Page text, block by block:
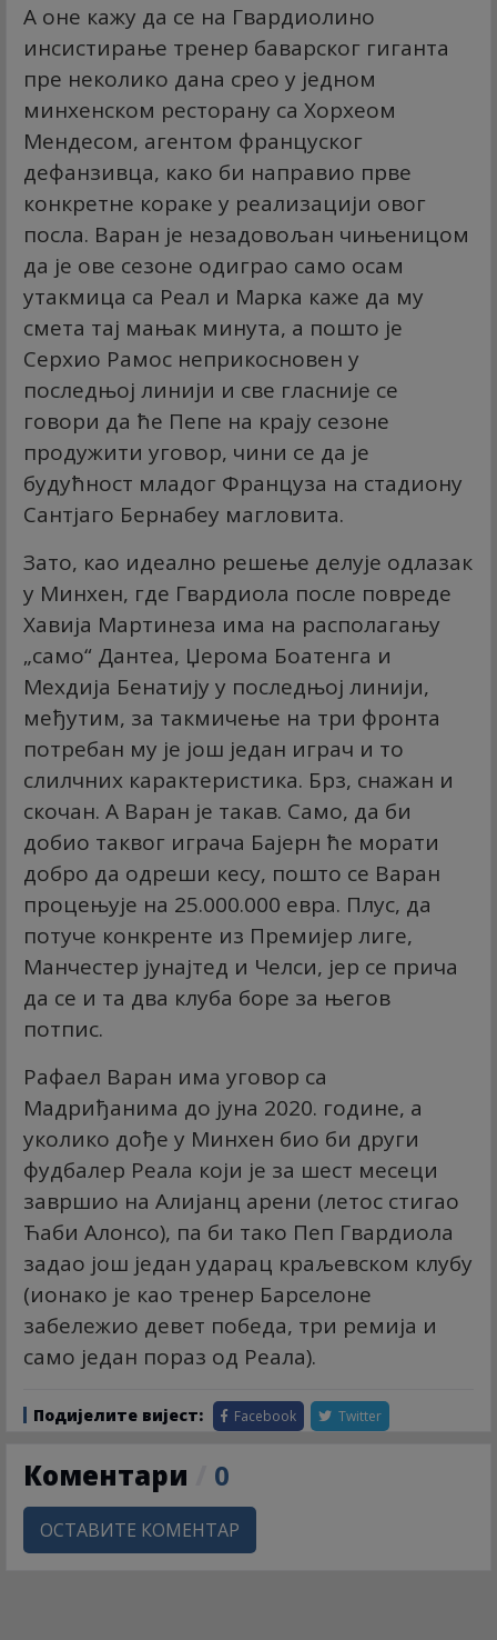
А оне кажу да се на Гвардиолино
инсистирање тренер баварског гиганта
пре неколико дана срео у једном
минхенском ресторану са Хорхеом
Мендесом, агентом француског
дефанзивца, како би направио прве
конкретне кораке у реализацији овог
посла. Варан је незадовољан чињеницом
да је ове сезоне одиграо само осам
утакмица са Реал и Марка каже да му
смета тај мањак минута, а пошто је
Серхио Рамос неприкосновен у
последњој линији и све гласније се
говори да ће Пепе на крају сезоне
продужити уговор, чини се да је
будућност младог Француза на стадиону
Сантјаго Бернабеу магловита.
Зато, као идеално решење делује одлазак
у Минхен, где Гвардиола после повреде
Хавија Мартинеза има на располагању
„само“ Дантеа, Џерома Боатенга и
Мехдија Бенатију у последњој линији,
међутим, за такмичење на три фронта
потребан му је још један играч и то
слилчних карактеристика. Брз, снажан и
скочан. А Варан је такав. Само, да би
добио таквог играча Бајерн ће морати
добро да одреши кесу, пошто се Варан
процењује на 25.000.000 евра. Плус, да
потуче конкренте из Премијер лиге,
Манчестер јунајтед и Челси, јер се прича
да се и та два клуба боре за његов
потпис.
Рафаел Варан има уговор са
Мадриђанима до јуна 2020. године, а
уколико дође у Минхен био би други
фудбалер Реала који је за шест месеци
завршио на Алијанц арени (летос стигао
Ћаби Алонсо), па би тако Пеп Гвардиола
задао још један ударац краљевском клубу
(ионако је као тренер Барселоне
забележио девет победа, три ремија и
само један пораз од Реала).
Подијелите вијест: Facebook Twitter
Коментари 0
ОСТАВИТЕ КОМЕНТАР